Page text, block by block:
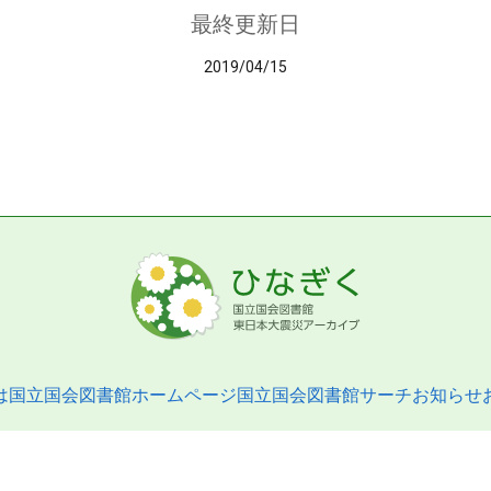
最終更新日
2019/04/15
国立国会図書館ホームページ国立国会図書館サーチお知らせ